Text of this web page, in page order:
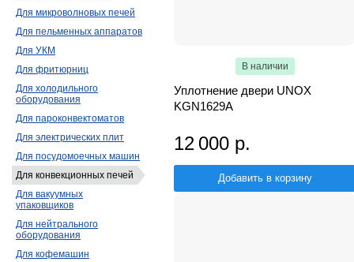
В наличии
Уплотнение двери UNOX
KGN1629A
12 000 р.
Добавить в корзину
Для микроволновых печей
Для пельменных аппаратов
Для УКМ
Для фритюрниц
Для холодильного
оборудования
Для пароконвектоматов
Для электрических плит
Для посудомоечных машин
Для конвекционных печей
Для вакуумных
упаковщиков
Для нейтрального
оборудования
Для кофемашин